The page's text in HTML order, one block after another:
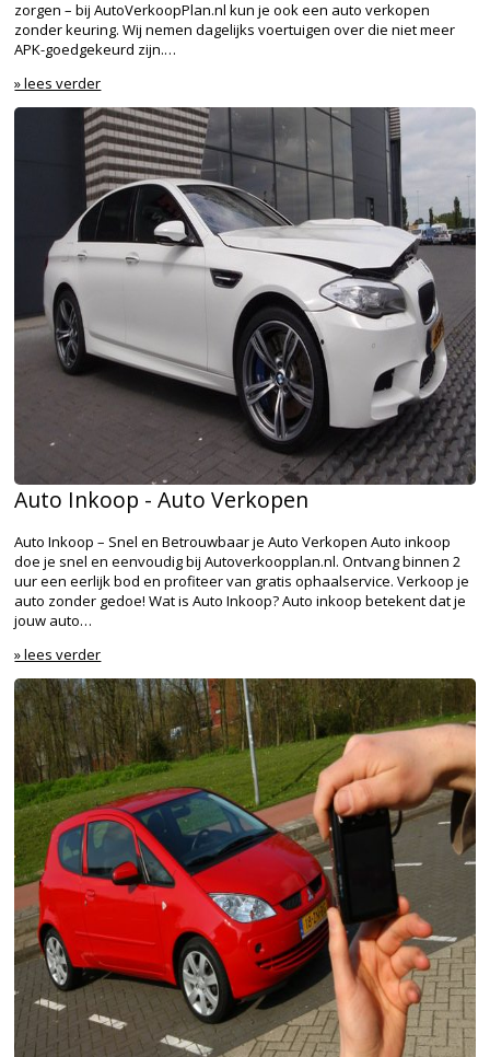
zorgen – bij AutoVerkoopPlan.nl kun je ook een auto verkopen
zonder keuring. Wij nemen dagelijks voertuigen over die niet meer
APK-goedgekeurd zijn.…
» lees verder
Auto Inkoop - Auto Verkopen
Auto Inkoop – Snel en Betrouwbaar je Auto Verkopen Auto inkoop
doe je snel en eenvoudig bij Autoverkoopplan.nl. Ontvang binnen 2
uur een eerlijk bod en profiteer van gratis ophaalservice. Verkoop je
auto zonder gedoe! Wat is Auto Inkoop? Auto inkoop betekent dat je
jouw auto…
» lees verder